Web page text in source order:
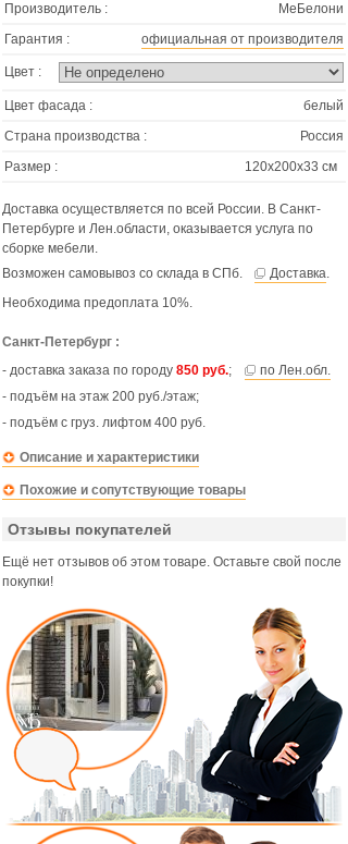
Производитель :
МеБелони
Гарантия :
официальная от производителя
Цвет :
Цвет фасада :
белый
Страна производства :
Россия
Размер :
120х200х33 см
Доставка осуществляется по всей России. В Санкт-
Петербурге и Лен.области, оказывается услуга по
сборке мебели.
Возможен самовывоз со склада в СПб.
Доставка.
Необходима предоплата 10%.
Санкт-Петербург :
- доставка заказа по городу 850 руб.;
по Лен.обл.
- подъём на этаж 200 руб./этаж;
- подъём с груз. лифтом 400 руб.
Описание и характеристики
Похожие и сопутствующие товары
Отзывы покупателей
Ещё нет отзывов об этом товаре. Оставьте свой после
покупки!